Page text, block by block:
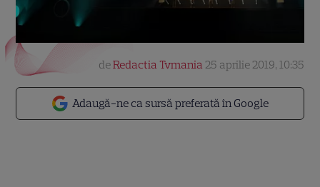
Adaugă-ne ca sursă preferată în Google
deRedactia Tvmania 25 aprilie 2019, 10:35